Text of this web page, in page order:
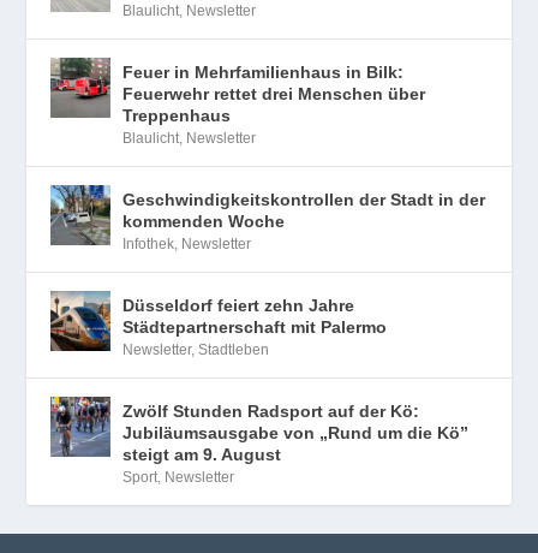
Blaulicht, Newsletter
Feuer in Mehrfamilienhaus in Bilk:
Feuerwehr rettet drei Menschen über
Treppenhaus
Blaulicht, Newsletter
Geschwindigkeitskontrollen der Stadt in der
kommenden Woche
Infothek, Newsletter
Düsseldorf feiert zehn Jahre
Städtepartnerschaft mit Palermo
Newsletter,Stadtleben
Zwölf Stunden Radsport auf der Kö:
Jubiläumsausgabe von „Rund um die Kö”
steigt am 9. August
Sport, Newsletter